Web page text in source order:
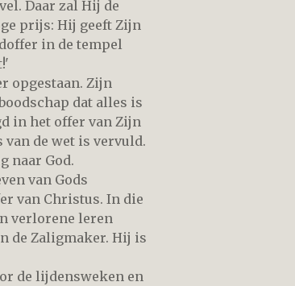
Daar zal Hij de
prijs: Hij geeft Zijn
in de tempel
opgestaan. Zijn
dat alles is
in het offer van Zijn
van de wet is vervuld.
naar God.
van Gods
van Christus. In die
verlorene leren
de Zaligmaker. Hij is
de lijdensweken en